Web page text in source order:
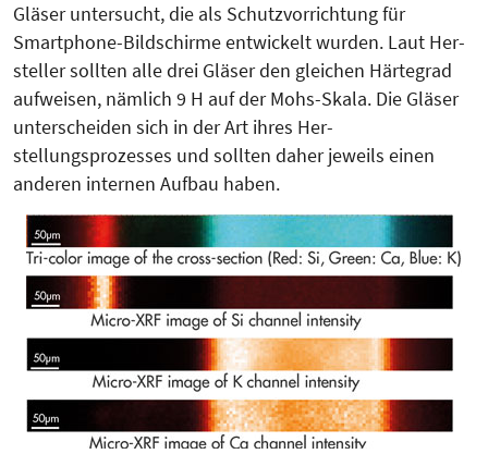
Glä­ser untersucht, die als Schutz­vorrich­tung für
Smartphone-Bild­schir­me entwickelt wurden. Laut Her­
stel­ler sollten alle drei Gläser den gleichen Härtegrad
aufweisen, nämlich 9 H auf der Mohs-Skala. Die Gläser
unterscheiden sich in der Art ihres Her­
stellungsprozesses und sollten daher jeweils einen
anderen internen Aufbau haben.